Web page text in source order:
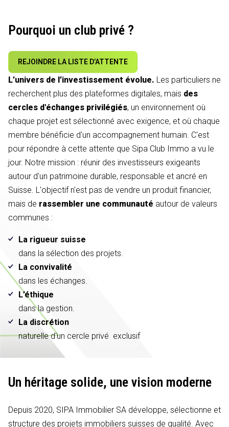
Pourquoi un club privé ?
REJOINDRE LA LISTE D’ATTENTE
L’univers de l’investissement évolue. Les particuliers ne
recherchent plus des plateformes digitales, mais des
cercles d'échanges privilégiés, un environnement où
chaque projet est sélectionné avec exigence, et où chaque
membre bénéficie d'un accompagnement humain. C'est
pour répondre à cette attente que Sipa Club Immo a vu le
jour. Notre mission : réunir des investisseurs exigeants
autour d'un patrimoine durable, responsable et ancré en
Suisse. L'objectif n'est pas de vendre un produit financier,
mais de rassembler une communauté autour de valeurs
communes :
La rigueur suisse
dans la sélection des projets.
La convivalité
dans les échanges.
L’éthique
dans la gestion.
La discrétion
naturelle d'un cercle privé exclusif
Un héritage solide, une vision moderne
Depuis 2020, SIPA Immobilier SA développe, sélectionne et
structure des projets immobiliers suisses de qualité. Avec